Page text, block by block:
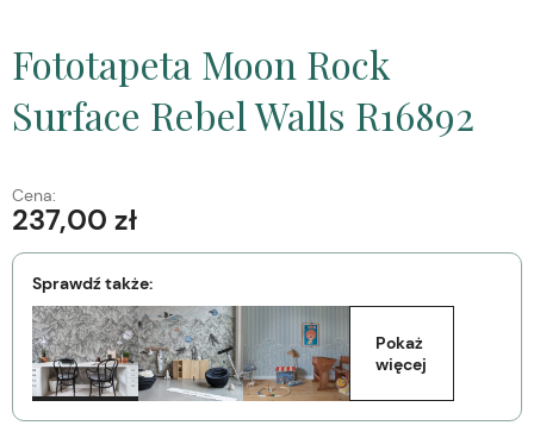
Fototapeta Moon Rock
Surface Rebel Walls R16892
Cena:
237,00 zł
Sprawdź także:
Pokaż
więcej